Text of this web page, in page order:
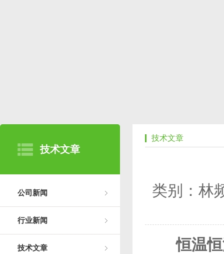
技术文章
公司新闻
行业新闻
技术文章
技术文章
类别：林
恒温